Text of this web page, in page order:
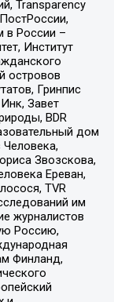
Transparеncy
в России –
Институт
островов
Гринпис
Завет
BDR
дом
Звозскова,
Ереван,
TVR
им
журналистов
Россию,
Финланд,